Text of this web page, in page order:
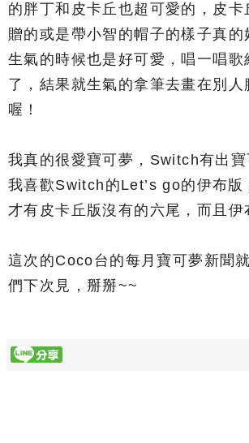
的胖丁和皮卡丘也超可愛的，皮卡
贈的或是帶小智的帽子的樣子真的
生氣的時候也是好可愛，唱一唱歌
了，結果就生氣的拿筆去畫在別人
喔！
我真的很愛寶可夢，Switch有出寶
我喜歡Switch的Let’s go的伊布版
才有皮卡丘版沒有的六尾，而且伊
這次的Coco台的每月寶可夢新聞
們下次見，掰掰~~